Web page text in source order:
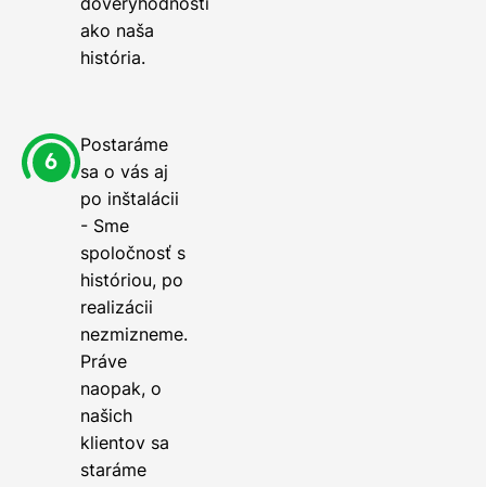
ako naša
história.
Postaráme
sa o vás aj
po inštalácii
- Sme
spoločnosť s
históriou, po
realizácii
nezmizneme.
Práve
naopak, o
našich
klientov sa
staráme